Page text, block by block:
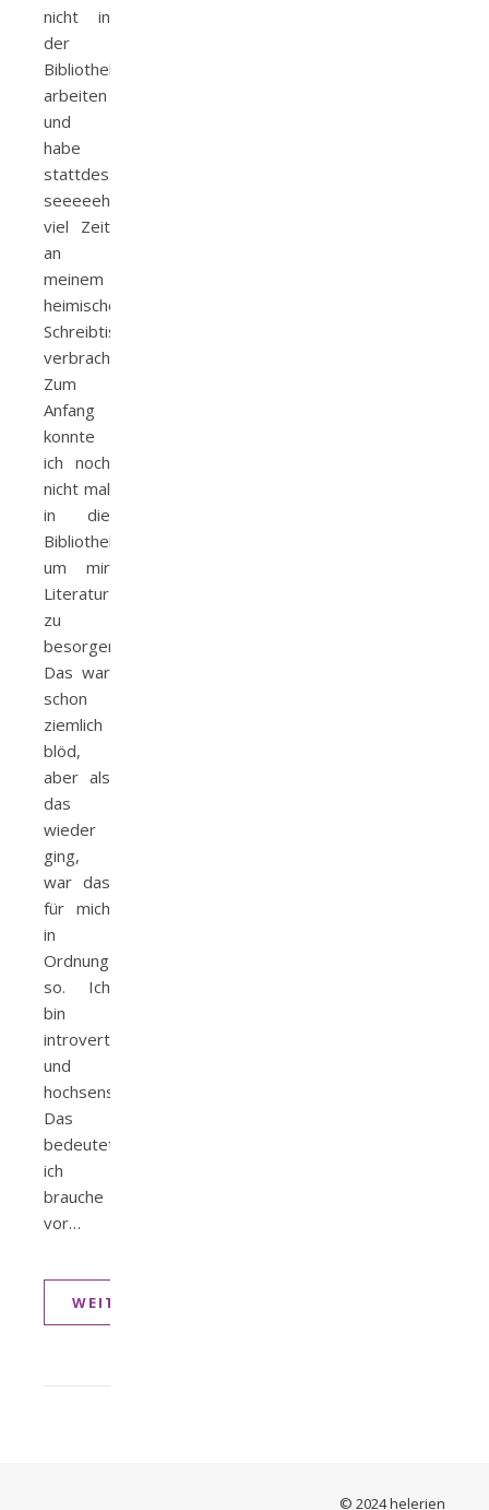
nicht in
der
Bibliothek
arbeiten
und
habe
stattdessen
seeeeehr
viel Zeit
an
meinem
heimischen
Schreibtisch
verbracht.
Zum
Anfang
konnte
ich noch
nicht mal
in die
Bibliothek,
um mir
Literatur
zu
besorgen.
Das war
schon
ziemlich
blöd,
aber als
das
wieder
ging,
war das
für mich
in
Ordnung
so. Ich
bin
introvertiert
und
hochsensibel.
Das
bedeutet,
ich
brauche
vor…
WEITERLESEN
© 2024 helerien